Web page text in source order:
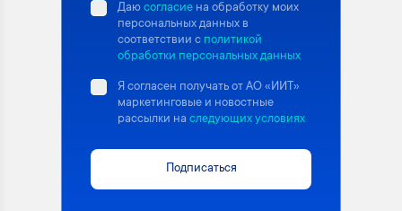
Даюсогласие на обработку моих
персональных данных в
соответствии с политикой
обработки персональных данных
Я согласен получать от АО «ИИТ»
маркетинговые и новостные
рассылки на следующих условиях
Подписаться